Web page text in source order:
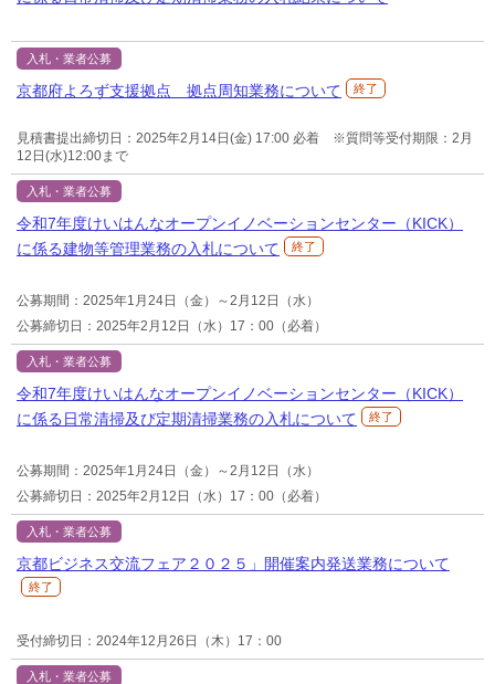
入札・業者公募
京都府よろず支援拠点 拠点周知業務について 終了
見積書提出締切日：2025年2月14日(金) 17:00 必着 ※質問等受付期限：2月
12日(水)12:00まで
入札・業者公募
令和7年度けいはんなオープンイノベーションセンター（KICK）
に係る建物等管理業務の入札について
終了
公募期間：2025年1月24日（金）～2月12日（水）
公募締切日：2025年2月12日（水）17：00（必着）
入札・業者公募
令和7年度けいはんなオープンイノベーションセンター（KICK）
に係る日常清掃及び定期清掃業務の入札について
終了
公募期間：2025年1月24日（金）～2月12日（水）
公募締切日：2025年2月12日（水）17：00（必着）
入札・業者公募
京都ビジネス交流フェア２０２５」開催案内発送業務について
終了
受付締切日：2024年12月26日（木）17：00
入札・業者公募